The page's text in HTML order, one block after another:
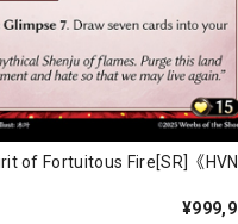
of Fortuitous Fire[SR]《